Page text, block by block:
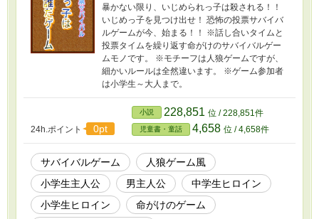
暴かない限り、いじめられっ子は殺される！！
いじめっ子を見つけ出せ！ 恐怖の投票サバイバ
ルゲームが今、始まる！！ ※話し合いタイムと
投票タイムを繰り返す命がけのサバイバルゲー
ムモノです。 ※モチーフは人狼ゲームですが、
細かいルールは全然違います。 ※ゲーム参加者
は小学生～大人まで。
24h.ポイント 0pt
小説 228,851 位 / 228,851件
児童書・童話 4,658 位 / 4,658件
サバイバルゲーム
人狼ゲーム風
小学生主人公
男主人公
中学生ヒロイン
小学生ヒロイン
命がけのゲーム